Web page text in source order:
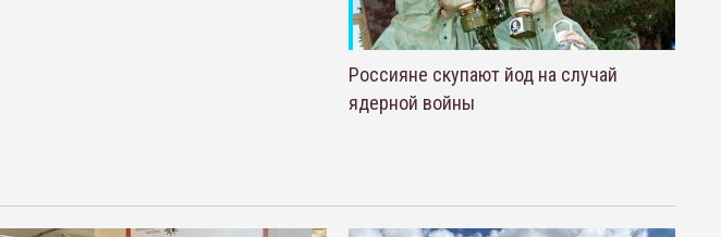
Россияне скупают йод на случай
ядерной войны